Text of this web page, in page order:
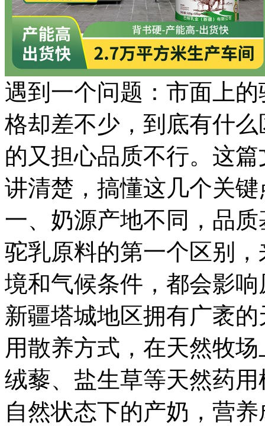
遇到一个问题：市面上
格却差不少，到底有什
的又担心品质不行。这
讲清楚，搞懂这几个关
一、奶源产地不同，品
驼乳原料的第一个区别
境和气候条件，都会影
新疆塔城地区拥有广袤
用散养方式，在天然牧
绒藜、盐生草等天然药
自然状态下的产奶，营